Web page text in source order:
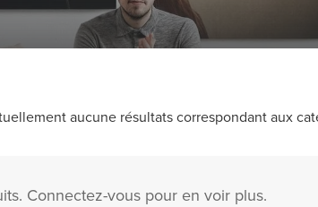
aucune résultats correspondant aux
Connectez-vous pour en voir plus.